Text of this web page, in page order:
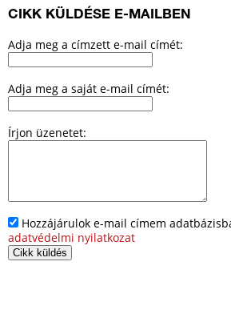
CIKK KÜLDÉSE E-MAILBEN
Adja meg a címzett e-mail címét:
Adja meg a saját e-mail címét:
Írjon üzenetet:
Hozzájárulok e-mail címem
adatvédelmi nyilatkozat